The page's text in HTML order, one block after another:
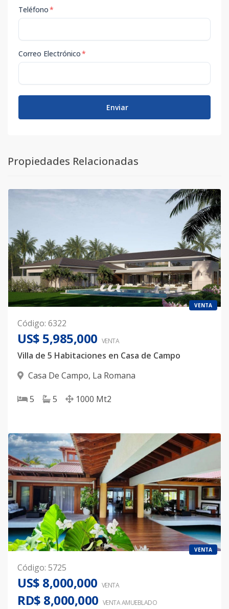
Teléfono*
Correo Electrónico*
Enviar
Propiedades Relacionadas
VENTA
Código: 6322
US$ 5,985,000 VENTA
Villa de 5 Habitaciones en Casa de Campo
Casa De Campo, La Romana
5 5 1000 Mt2
VENTA
Código: 5725
US$ 8,000,000 VENTA
RD$ 8,000,000 VENTA AMUEBLADO